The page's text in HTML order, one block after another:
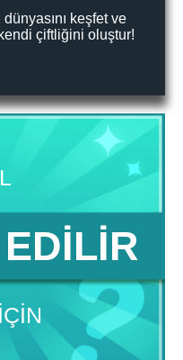
keşfet ve
çiftliğini oluştur!